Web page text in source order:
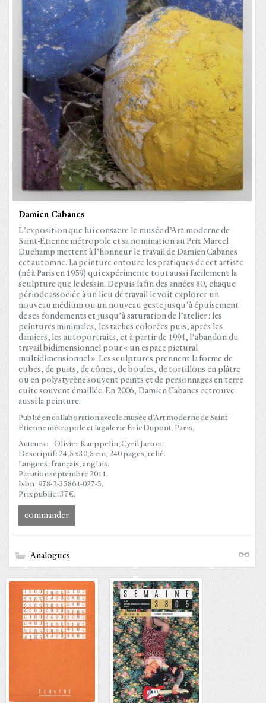
Damien Cabanes
L’exposition que lui consacre le musée d’Art moderne de
Saint-Étienne métropole et sa nomination au Prix Marcel
Duchamp mettent à l’honneur le travail de Damien Cabanes
cet automne. La peinture entoure les pratiques de cet artiste
(né à Paris en 1959) qui expérimente tout aussi facilement la
sculpture que le dessin. Depuis la fin des années 80, chaque
période associée à un lieu de travail le voit explorer un
nouveau médium ou un nouveau geste jusqu’à épuisement
de ses fondements et jusqu’à saturation de l’atelier : les
peintures minimales, les taches colorées puis, après les
damiers, les autoportraits, et à partir de 1994, l’abandon du
travail bidimensionnel pour « un espace pictural
multidimensionnel ». Les sculptures prennent la forme de
cubes, de puits, de cônes, de boules, de tortillons en plâtre
ou en polystyrène souvent peints et de personnages en terre
cuite souvent émaillée. En 2006, Damien Cabanes retrouve
aussi la peinture.
Publié en collaboration avec le musée d’Art moderne de Saint-
Étienne métropole et la galerie Éric Dupont, Paris.
Auteurs : Olivier Kaeppelin, Cyril Jarton.
Descriptif : 24,5 x 30,5 cm, 240 pages, relié.
Langues : français, anglais.
Parution septembre 2011.
Isbn : 978-2-35864-027-5.
Prix public : 37 €.
commander
Analogues